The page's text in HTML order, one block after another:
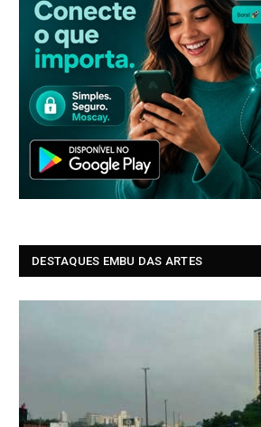
DESTAQUES EMBU DAS ARTES